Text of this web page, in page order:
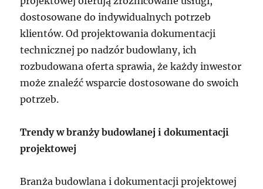
dostosowane do indywidualnych potrzeb
klientów. Od projektowania dokumentacji
technicznej po nadzór budowlany, ich
rozbudowana oferta sprawia, że każdy inwestor
może znaleźć wsparcie dostosowane do swoich
potrzeb.
Trendy w branży budowlanej i dokumentacji
projektowej
Branża budowlana i dokumentacji projektowej